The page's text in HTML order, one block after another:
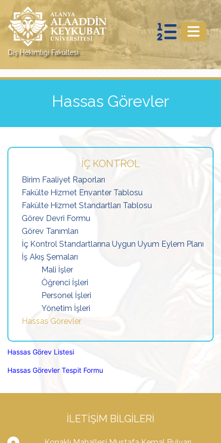
Diş Hekimliği Fakültesi
Hassas Görevler
İÇ KONTROL
Birim Faaliyet Raporları
Fakülte Hizmet Envanter Tablosu
Fakülte Hizmet Standartları Tablosu
Görev Devri Formu
Görev Tanımları
İç Kontrol Standartlarına Uygun Uyum Eylem Planı
İş Akış Şemaları
Mali İşler
Öğrenci İşleri
Personel İşleri
Yönetim İşleri
Hassas Görevler
Hassas Görev Listesi
Hassas Görevler Tespit Formu
İLETIŞIM BILGILERI